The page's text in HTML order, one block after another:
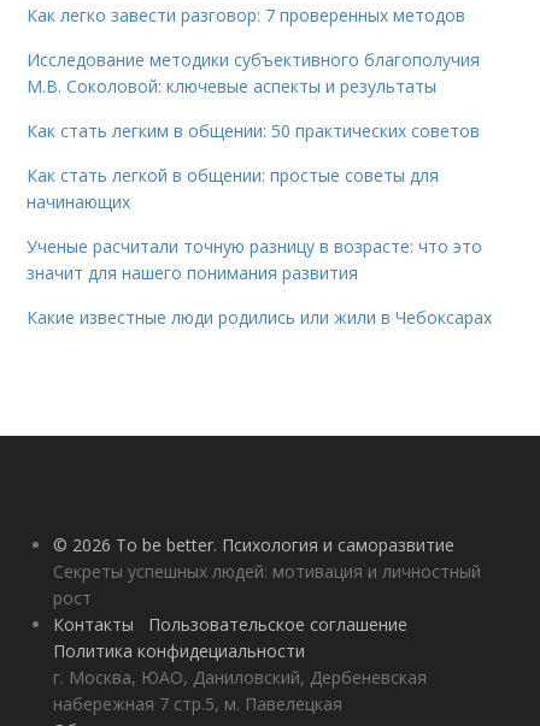
Как легко завести разговор: 7 проверенных методов
Исследование методики субъективного благополучия
М.В. Соколовой: ключевые аспекты и результаты
Как стать легким в общении: 50 практических советов
Как стать легкой в общении: простые советы для
начинающих
Ученые расчитали точную разницу в возрасте: что это
значит для нашего понимания развития
Какие известные люди родились или жили в Чебоксарах
© 2026 To be better. Психология и саморазвитие
Секреты успешных людей: мотивация и личностный
рост
Контакты
Пользовательское соглашение
Политика конфидециальности
г. Москва, ЮАО, Даниловский, Дербеневская
набережная 7 стр.5, м. Павелецкая